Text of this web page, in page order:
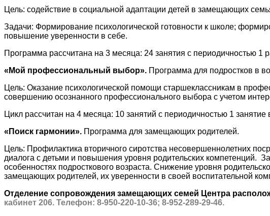
Цель: содействие в социальной адаптации детей в замещающих
Задачи: Формирование психологической готовности к школе;
повышение уверенности в себе.
Программа рассчитана на 3 месяца: 24 занятия с периодичностью 1
«Мой профессиональный выбор». Программа для подростков в
Цель: Оказание психологической помощи старшеклассникам в
совершению осознанного профессионального выбора с учетом
Цикл рассчитан на 4 месяца: 10 занятий с периодичностью 1 занятие
«Поиск гармонии». Программа для замещающих родителей.
Цель: Профилактика вторичного сиротства несовершеннолетних
диалога с детьми и повышения уровня родительских
особенностях подросткового возраста. Снижение уровня
замещающих родителей, их уверенности в своей воспитательной
Отделение сопровождения замещающих семей Центра
кабинет 206. Телефон: 8-950-220-10-36; 8-952-289-29-46.